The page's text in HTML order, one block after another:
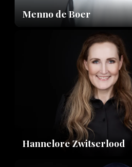
Menno de Boer
Hannelore Zwitserlood